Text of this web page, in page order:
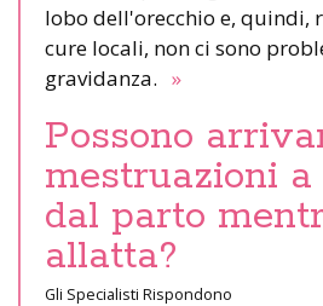
lobo dell'orecchio e, quindi,
cure locali, non ci sono
gravidanza. »
Possono
mestruazioni
dal parto
allatta?
Gli Specialisti Rispondono